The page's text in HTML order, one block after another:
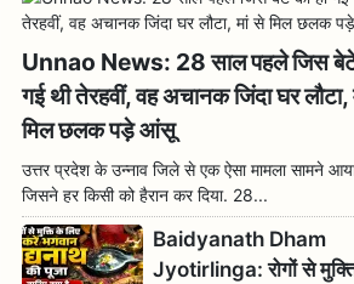
Unnao News: 28 साल पहले जिस बेटे
गई थी तेरहवीं, वह अचानक जिंदा घर लौटा,
मिल छलक पड़े आंसू
उत्तर प्रदेश के उन्नाव जिले से एक ऐसा मामला सामने
जिसने हर किसी को हैरान कर दिया. 28...
Baidyanath Dham
Jyotirlinga: रोगों से